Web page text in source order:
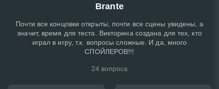
Brante
Почти все концовки открыты, почти все сцены увидены, а
значит, время для теста. Викторина создана для тех, кто
играл в игру, т.к. вопросы сложные. И да, много
СПОЙЛЕРОВ!!!
24 вопроса